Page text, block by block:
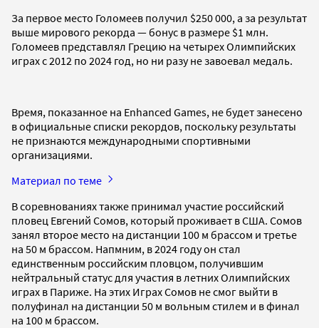
За первое место Голомеев получил $250 000, а за результат
выше мирового рекорда — бонус в размере $1 млн.
Голомеев представлял Грецию на четырех Олимпийских
играх с 2012 по 2024 год, но ни разу не завоевал медаль.
Время, показанное на Enhanced Games, не будет занесено
в официальные списки рекордов, поскольку результаты
не признаются международными спортивными
организациями.
Материал по теме
В соревнованиях также принимал участие российский
пловец Евгений Сомов, который проживает в США. Сомов
занял второе место на дистанции 100 м брассом и третье
на 50 м брассом. Напмним, в 2024 году он стал
единственным российским пловцом, получившим
нейтральный статус для участия в летних Олимпийских
играх в Париже. На этих Играх Сомов не смог выйти в
полуфинал на дистанции 50 м вольным стилем и в финал
на 100 м брассом.